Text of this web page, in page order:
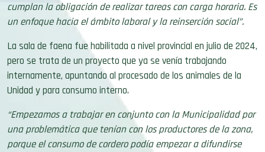
cumplan la obligación de realizar tareas con carga horaria. Es
un enfoque hacia el ámbito laboral y la reinserción social”.
La sala de faena fue habilitada a nivel provincial en julio de 2024,
pero se trata de un proyecto que ya se venía trabajando
internamente, apuntando al procesado de los animales de la
Unidad y para consumo interno.
“Empezamos a trabajar en conjunto con la Municipalidad por
una problemática que tenían con los productores de la zona,
porque el consumo de cordero podía empezar a difundirse